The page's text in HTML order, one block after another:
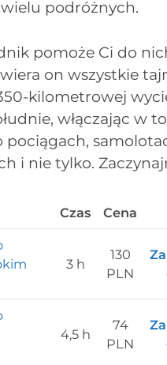
podróżnych.
pomoże Ci do
on wszystkie
kilometrowej
włączając w to
pociągach,
i nie tylko.
Czas Cena
3 h
130
PLN
4,5 h
74
PLN